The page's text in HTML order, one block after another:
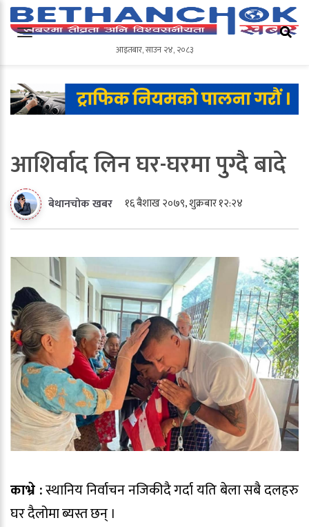
आइतबार,साउन२४,२०८३
आइतबार,साउन २४, २०८३
आशिर्वाद लिन घर-घरमा पुग्दै बादे
बेथानचोक खबर १६ बैशाख २०७९, शुक्रबार १२:२४
काभ्रे :स्थानिय निर्वाचन नजिकीदै गर्दा यति बेला सबै दलहरु
घर दैलोमा ब्यस्त छन् ।